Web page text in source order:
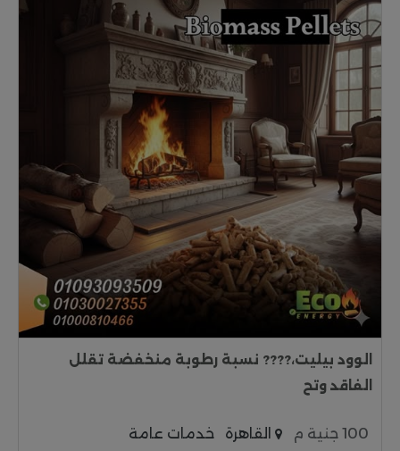
الوود بيليت،???? نسبة رطوبة منخفضة تقلل
الفاقد وتح
100 جنية م القاهرة
خدمات عامة